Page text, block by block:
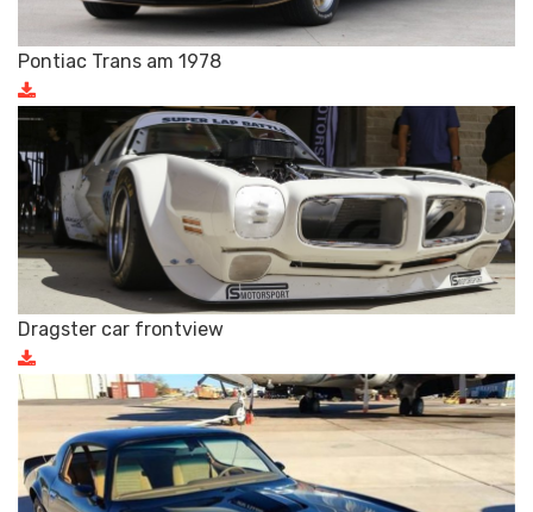
Pontiac Trans am 1978
Dragster car frontview